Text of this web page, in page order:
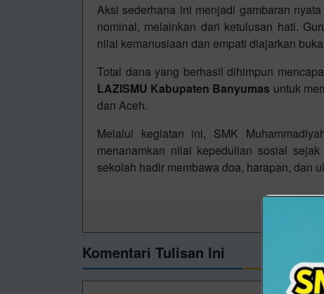
Aksi sederhana ini menjadi gambaran
nominal, melainkan dari ketulusan hati.
nilai kemanusiaan dan empati diajarkan
Total dana yang berhasil dihimpun
LAZISMU Kabupaten Banyumas untuk
dan Aceh.
Melalui kegiatan ini, SMK
menanamkan nilai kepedulian sosial
sekolah hadir membawa doa, harapan, dan
Komentari Tulisan Ini